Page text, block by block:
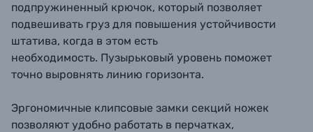
подпружиненный крючок, который позволяет
подвешивать груз для повышения устойчивости
штатива, когда в этом есть
необходимость. Пузырьковый уровень поможет
точно выровнять линию горизонта.
Эргономичные клипсовые замки секций ножек
позволяют удобно работать в перчатках,